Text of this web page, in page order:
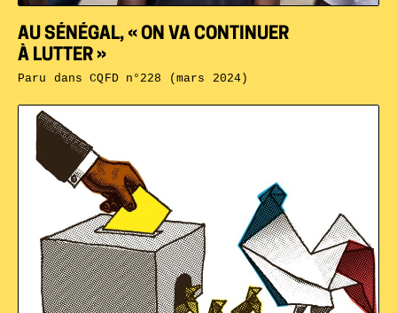
AU SÉNÉGAL, « ON VA CONTINUER
À LUTTER »
Paru dansCQFD n°228 (mars 2024)